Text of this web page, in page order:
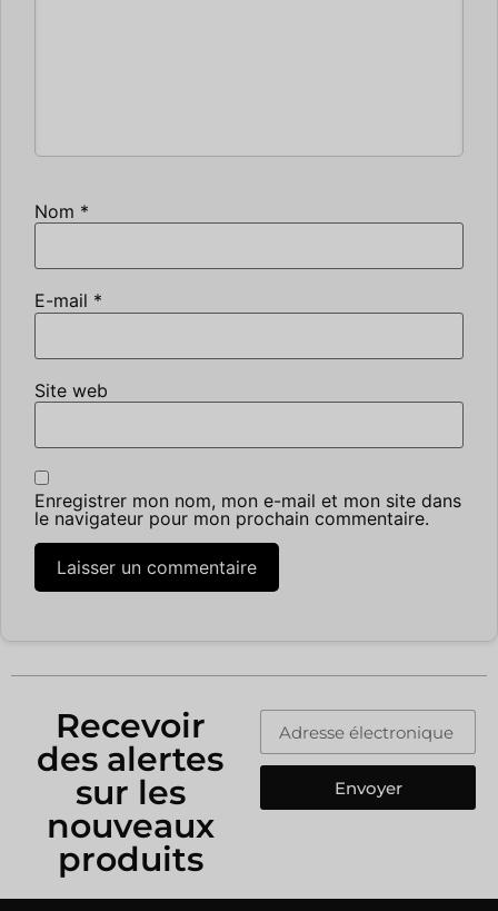
Nom *
E-mail *
Site web
Enregistrer mon nom, mon e-mail et mon site dans
le navigateur pour mon prochain commentaire.
Recevoir
des alertes
sur les
nouveaux
produits
Envoyer